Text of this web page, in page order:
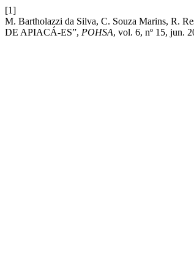
[1]
M. Bartholazzi da Silva, C. Souza Marins, R.
DE APIACÁ-ES”, POHSA, vol. 6, nº 15, jun.